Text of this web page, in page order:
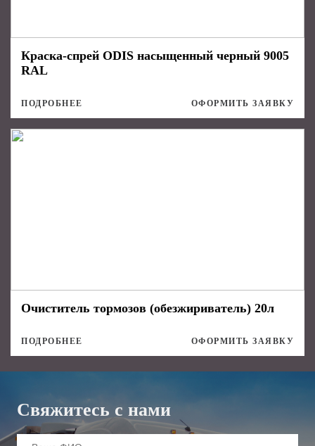
Краска-спрей ODIS насыщенный черный 9005
RAL
ПОДРОБНЕЕ ОФОРМИТЬ ЗАЯВКУ
Очиститель тормозов (обезжириватель) 20л
ПОДРОБНЕЕ ОФОРМИТЬ ЗАЯВКУ
Свяжитесь с нами